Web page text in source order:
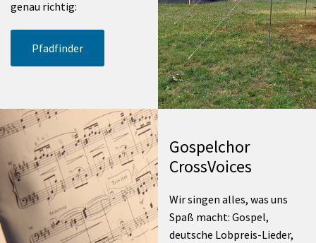
genau richtig:
Pfadfinder
Gospelchor
CrossVoices
Wir singen alles, was uns
Spaß macht: Gospel,
deutsche Lobpreis-Lieder,